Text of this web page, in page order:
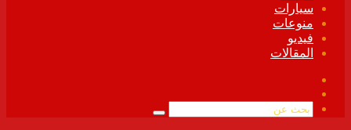
سيارات
منوعات
فيديو
المقالات
الموقع
بحث